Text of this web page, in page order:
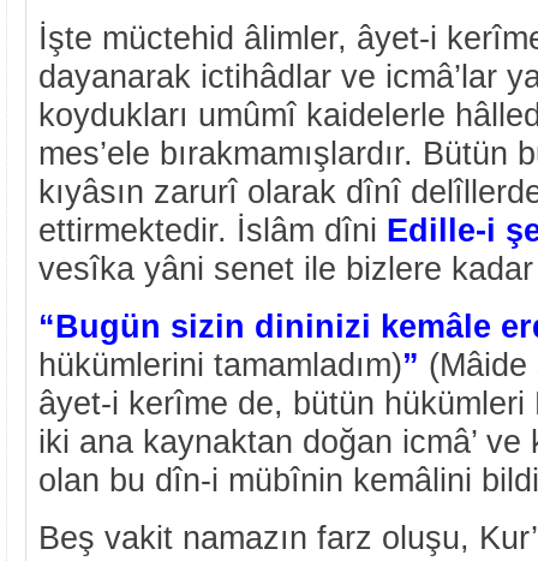
İşte müctehid âlimler, âyet-i
dayanarak ictihâdlar ve icmâ’lar
koydukları umûmî kaidelerle
mes’ele bırakmamışlardır. Bütün
kıyâsın zarurî olarak dînî
ettirmektedir. İslâm dîni Edille-i
vesîka yâni senet ile bizlere
“Bugün sizin dininizi kemâle
hükümlerini tamamladım)”
âyet-i kerîme de, bütün
iki ana kaynaktan doğan icmâ’ ve
olan bu dîn-i mübînin kemâlini
Beş vakit namazın farz oluşu,